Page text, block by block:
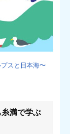
スと日本海〜
満で学ぶ